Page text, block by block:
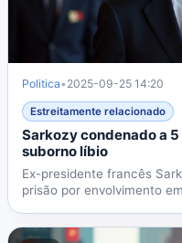
Politica• 2025-09-25 14:20
Estreitamente relacionado
Sarkozy condenado a
suborno líbio
Ex-presidente francês
prisão por envolvimento